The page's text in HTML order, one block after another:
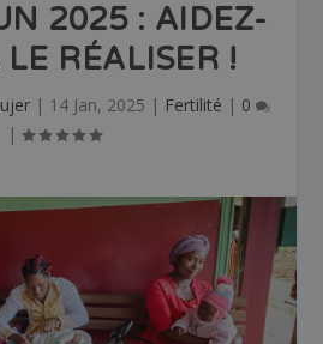
2025 : AIDEZ-
RÉALISER !
| 14 Jan, 2025 | Fertilité | 0
|